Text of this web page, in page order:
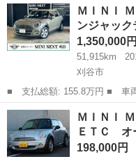
Ｄ クラシック・トリム 認定
ト／禁煙車...
愛知 岡崎市
ＭＩＮＩ
ンジャッ
1,350,000円
51,915km
刈谷市
■ 支払総額: 155.8万円 ■ 車両本体価格： 1,350,000 円 ■ メーカ
ー名： ＭＩＮＩ ■ 車種名
認定中古車・ユニオンジャッ
ｅｔｏｏ...
愛知 刈谷市
ＭＩＮＩ
ＥＴＣ オ
198,000円